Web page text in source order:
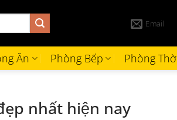
Email
Ăn Phòng Bếp Phòng Thờ
nhất hiện nay